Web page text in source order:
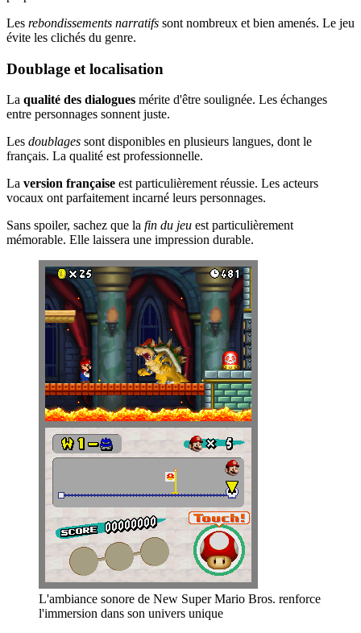
Les rebondissements narratifs sont nombreux et bien amenés. Le jeu
évite les clichés du genre.
Doublage et localisation
La qualité des dialogues mérite d'être soulignée. Les échanges
entre personnages sonnent juste.
Les doublages sont disponibles en plusieurs langues, dont le
français. La qualité est professionnelle.
La version française est particulièrement réussie. Les acteurs
vocaux ont parfaitement incarné leurs personnages.
Sans spoiler, sachez que la fin du jeu est particulièrement
mémorable. Elle laissera une impression durable.
L'ambiance sonore de New Super Mario Bros. renforce
l'immersion dans son univers unique